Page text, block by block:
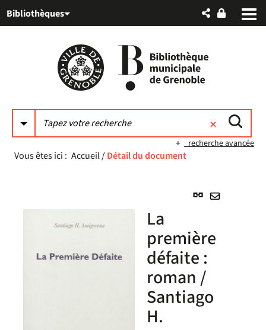
au
auBibliothèques
recherche avancée
Vous êtes ici : Accueil/Détail du document
Lien
mail
La
première
défaite :
roman /
Santiago
H.